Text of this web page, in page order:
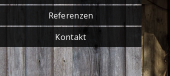
Referenzen
Kontakt